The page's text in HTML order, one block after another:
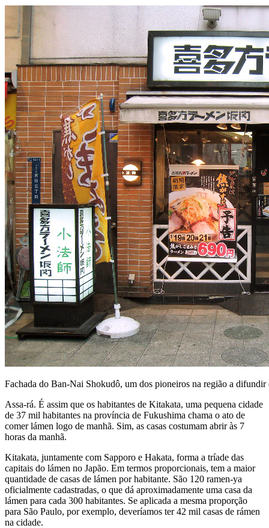
Fachada do Ban-Nai Shokudô, um dos pioneiros na região a difundir
Assa-rá. É assim que os habitantes de Kitakata, uma pequena cidade
de 37 mil habitantes na província de Fukushima chama o ato de
comer lámen logo de manhã. Sim, as casas costumam abrir às 7
horas da manhã.
Kitakata, juntamente com Sapporo e Hakata, forma a tríade das
capitais do lámen no Japão. Em termos proporcionais, tem a maior
quantidade de casas de lámen por habitante. São 120 ramen-ya
oficialmente cadastradas, o que dá aproximadamente uma casa da
lámen para cada 300 habitantes. Se aplicada a mesma proporção
para São Paulo, por exemplo, deveríamos ter 42 mil casas de rámen
na cidade.